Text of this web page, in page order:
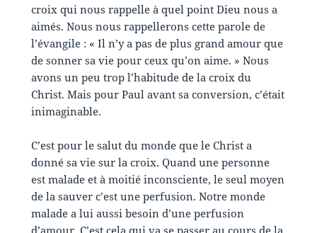
croix qui nous rappelle à quel point Dieu nous a
aimés. Nous nous rappellerons cette parole de
l’évangile : « Il n’y a pas de plus grand amour que
de sonner sa vie pour ceux qu’on aime. » Nous
avons un peu trop l’habitude de la croix du
Christ. Mais pour Paul avant sa conversion, c’était
inimaginable.
C’est pour le salut du monde que le Christ a
donné sa vie sur la croix. Quand une personne
est malade et à moitié inconsciente, le seul moyen
de la sauver c’est une perfusion. Notre monde
malade a lui aussi besoin d’une perfusion
d’amour. C’est cela qui va se passer au cours de la